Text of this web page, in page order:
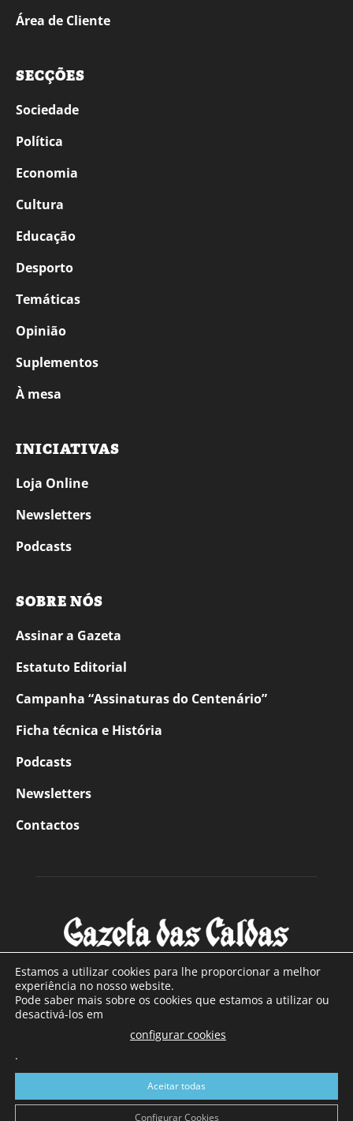
Área de Cliente
SECÇÕES
Sociedade
Política
Economia
Cultura
Educação
Desporto
Temáticas
Opinião
Suplementos
À mesa
INICIATIVAS
Loja Online
Newsletters
Podcasts
SOBRE NÓS
Assinar a Gazeta
Estatuto Editorial
Campanha “Assinaturas do Centenário”
Ficha técnica e História
Podcasts
Newsletters
Contactos
SOBRE NÓS
Com sede nas Caldas da Rainha e mais de 90 anos de
a sul de distrito de Leiria, com mais de 40.000 leitores por
toda a região Oeste. Jornal com distribuição em Portugal
Continental e assinatura online.
Estamos a utilizar cookies para lhe proporcionar a melhor
experiência no nosso website.
Pode saber mais sobre os cookies que estamos a utilizar ou
desactivá-los em
configurar cookies
.
Aceitar todas
Configurar Cookies